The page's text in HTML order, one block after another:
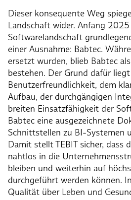
Dieser konsequente Weg
Landschaft wider. Anfang 2025
Softwarelandschaft
einer Ausnahme: Babtec.
ersetzt wurden, blieb Babtec
bestehen. Der Grund dafür
Benutzerfreundlichkeit, dem
Aufbau, der durchgängigen
breiten Einsatzfähigkeit der
Babtec eine ausgezeichnete
Schnittstellen zu BI-Systemen
Damit stellt TEBIT sicher, dass
nahtlos in die
bleiben und weiterhin auf
durchgeführt werden können.
Qualität über Leben und